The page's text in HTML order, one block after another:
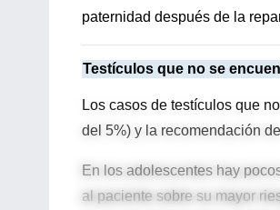
paternidad después de la
Testículos que no se
Los casos de testículos que
del 5%) y la recomendación
En los adolescentes hay
al paciente sobre su mayor